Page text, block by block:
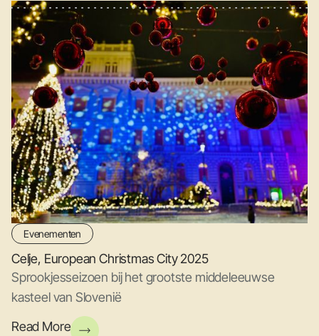
Evenementen
Celje, European Christmas City 2025
Sprookjesseizoen bij het grootste middeleeuwse
kasteel van Slovenië
Read More